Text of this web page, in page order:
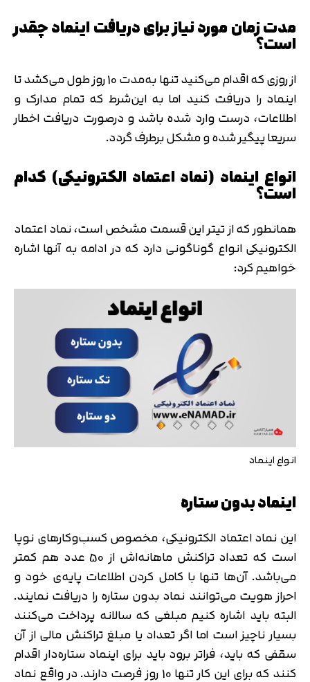
مدت زمان مورد نیاز برای دریافت اینماد چقدر
است؟
از روزی که اقدام می‌کنید تنها به‌مدت 10 روز طول می‌کشد تا
اینماد را دریافت کنید اما به این‌شرط که تمام مدارک و
اطلاعات، درست وارد شده‌ باشد و درصورت دریافت اخطار
سریعا پیگیر شده و مشکل برطرف گردد.
انواع اینماد (نماد اعتماد الکترونیکی) کدام
است؟
همانطور که از تیتر این قسمت مشخص است، نماد اعتماد
الکترونیکی انواع گوناگونی دارد که در ادامه به آنها اشاره
خواهیم کرد:
انواع اینماد
اینماد بدون‌ ستاره
این نماد اعتماد الکترونیکی، مخصوص کسب‌وکارهای نوپا
است که تعداد تراکنش ماهانه‌اش از 50 عدد هم کمتر
می‌باشد. آن‌ها تنها با کامل‌ کردن اطلاعات پایه‌ی خود و
احراز هویت می‌توانند نماد بدون ستاره را دریافت نمایند.
البته باید اشاره کنیم مبلغی که سالانه پرداخت می‌کنند
بسیار ناچیز است اما اگر تعداد یا مبلغ تراکنش مالی از آن
سقفی که باید، فراتر برود باید برای اینماد ستاره‌دار اقدام
کنند که برای این کار تنها 10 روز فرصت دارند. در واقع نماد